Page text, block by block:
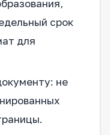
срок
для
не